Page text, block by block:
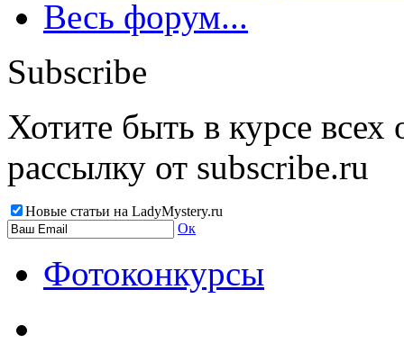
Весь форум...
Subscribe
Хотите быть в курсе
рассылку от subscribe.ru
Новые статьи на LadyMystery.ru
Ок
Фотоконкурсы